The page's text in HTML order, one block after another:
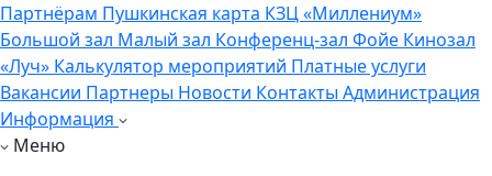
Партнёрам Пушкинская карта КЗЦ «Миллениум»
Большой зал Малый зал Конференц-зал Фойе Кинозал
«Луч» Калькулятор мероприятий Платные услуги
Вакансии Партнеры Новости Контакты Администрация
Информация
Меню